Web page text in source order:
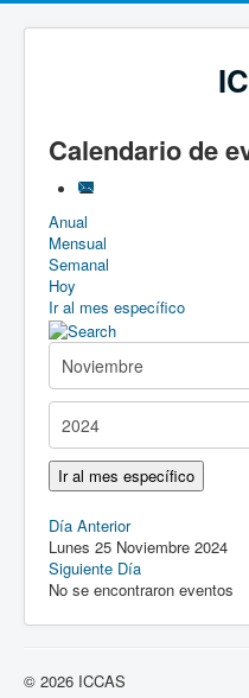
Calendario de
Anual
Mensual
Semanal
Hoy
Ir al mes específico
Ir al mes específico
Día Anterior
Lunes 25 Noviembre 2024
Siguiente Día
No se encontraron eventos
© 2026 ICCAS